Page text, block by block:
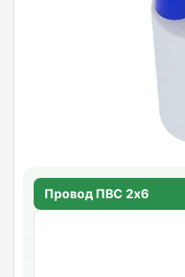
Провод ПВС 2х6